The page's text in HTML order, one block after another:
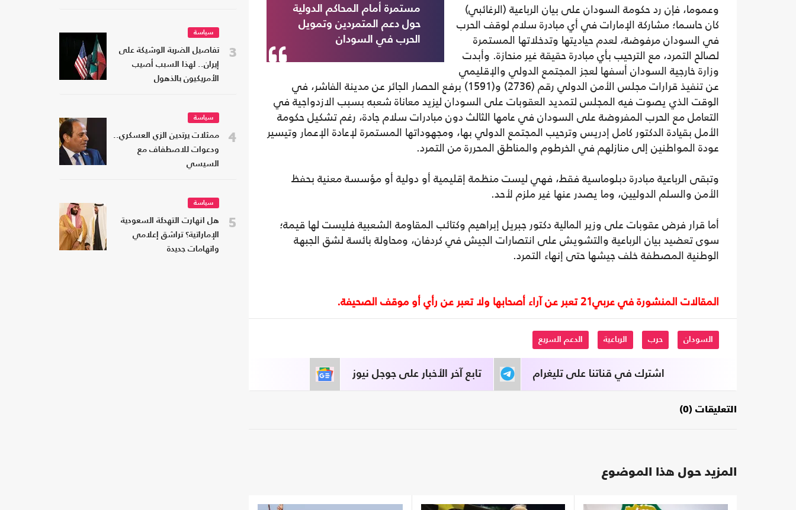
مستمرة أمام المحاكم الدولية
حول دعم المتمردين وتمويل
الحرب في السودان
وعموما، فإن رد حكومة السودان على بيان الرباعية (الرغائبي)
كان حاسما؛ مشاركة الإمارات في أي مبادرة سلام لوقف الحرب
في السودان مرفوضة، لعدم حياديتها وتدخلاتها المستمرة
لصالح التمرد، مع الترحيب بأي مبادرة حقيقة غير منحازة. وأبدت
وزارة خارجية السودان أسفها لعجز المجتمع الدولي والإقليمي
عن تنفيذ قرارات مجلس الأمن الدولي رقم (2736) و(1591) برفع الحصار الجائر عن مدينة الفاشر، في
الوقت الذي يصوت فيه المجلس لتمديد العقوبات على السودان ليزيد معاناة شعبه بسبب الازدواجية في
التعامل مع الحرب المفروضة على السودان في عامها الثالث دون مبادرات سلام جادة، رغم تشكيل حكومة
الأمل بقيادة الدكتور كامل إدريس وترحيب المجتمع الدولي بها، ومجهوداتها المستمرة لإعادة الإعمار وتيسير
عودة المواطنين إلى منازلهم في الخرطوم والمناطق المحررة من التمرد.
وتبقى الرباعية مبادرة دبلوماسية فقط، فهي ليست منظمة إقليمية أو دولية أو مؤسسة معنية بحفظ
الأمن والسلم الدوليين، وما يصدر عنها غير ملزم لأحد.
أما قرار فرض عقوبات على وزير المالية دكتور جبريل إبراهيم وكتائب المقاومة الشعبية فليست لها قيمة؛
سوى تعضيد بيان الرباعية والتشويش على انتصارات الجيش في كردفان، ومحاولة بائسة لشق الجبهة
الوطنية المصطفة خلف جيشها حتى إنهاء التمرد.
المقالات المنشورة في عربي21 تعبر عن آراء أصحابها ولا تعبر عن رأي أو موقف الصحيفة.
السودان حرب الرباعية الدعم السريع
تابع آخر الأخبار على جوجل نيوز اشترك في قناتنا على تليغرام
التعليقات (0)
المزيد حول هذا الموضوع
3
سياسة
تفاصيل الضربة الوشيكة على
إيران.. لهذا السبب أصيب
الأمريكيون بالذهول
4
سياسة
ممثلات يرتدين الزي العسكري..
ودعوات للاصطفاف مع
السيسي
5
سياسة
هل انهارت التهدئة السعودية
الإماراتية؟ تراشق إعلامي
واتهامات جديدة